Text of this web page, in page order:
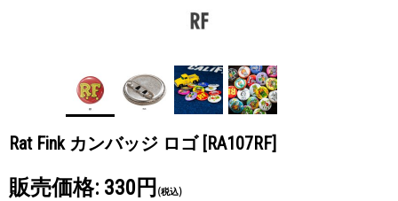
Rat Fink カンバッジ ロゴ [RA107RF]
販売価格: 330円 (税込)